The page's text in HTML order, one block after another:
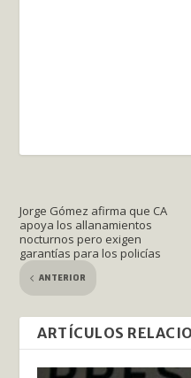
Jorge Gómez afirma que CA
apoya los allanamientos
nocturnos pero exigen
garantías para los policías
ANTERIOR
ARTÍCULOS